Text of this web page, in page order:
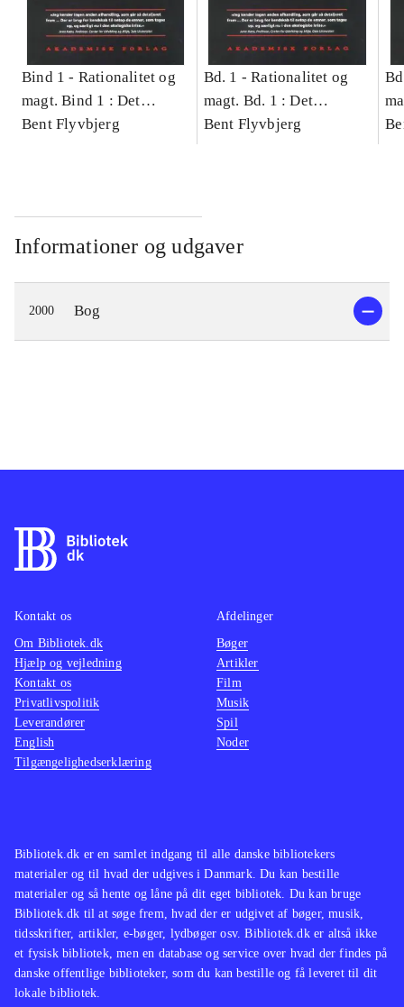
Bind 1 - Rationalitet og
magt. Bind 1 : Det
konkretes videnskab
Bent Flyvbjerg
Bd. 1 -Rationalitet og
magt. Bd. 1 : Det
konkretes videnskab
Bent Flyvbjerg
Informationer og udgaver
2000 Bog
Bibliotek.dk er en samlet indgang til alle danske bibliotekers
materialer og til hvad der udgives i Danmark. Du kan bestille
materialer og så hente og låne på dit eget bibliotek. Du kan bruge
Bibliotek.dk til at søge frem, hvad der er udgivet af bøger, musik,
tidsskrifter, artikler, e-bøger, lydbøger osv. Bibliotek.dk er altså ikke
et fysisk bibliotek, men en database og service over hvad der findes på
danske offentlige biblioteker, som du kan bestille og få leveret til dit
lokale bibliotek.
Kontakt os
Om Bibliotek.dk
Hjælp og vejledning
Kontakt os
Privatlivspolitik
Leverandører
English
Tilgængelighedserklæring
Afdelinger
Bøger
Artikler
Film
Musik
Spil
Noder